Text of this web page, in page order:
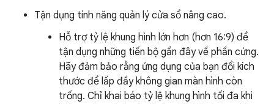
Tận dụng tính năng quản lý cửa sổ nâng cao.
Hỗ trợ tỷ lệ khung hình lớn hơn (hơn 16:9) để
tận dụng những tiến bộ gần đây về phần cứng.
Hãy đảm bảo rằng ứng dụng của bạn đổi kích
thước để lấp đầy không gian màn hình còn
trống. Chỉ khai báo tỷ lệ khung hình tối đa khi